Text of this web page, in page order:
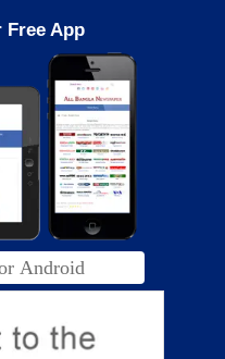
Free App
Android